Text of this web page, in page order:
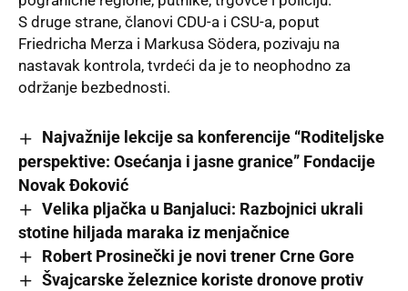
S druge strane, članovi CDU-a i CSU-a, poput
Friedricha Merza i Markusa Södera, pozivaju na
nastavak kontrola, tvrdeći da je to neophodno za
održanje bezbednosti.
Najvažnije lekcije sa konferencije “Roditeljske
perspektive: Osećanja i jasne granice” Fondacije
Novak Đoković
Velika pljačka u Banjaluci: Razbojnici ukrali
stotine hiljada maraka iz menjačnice
Robert Prosinečki je novi trener Crne Gore
Švajcarske železnice koriste dronove protiv